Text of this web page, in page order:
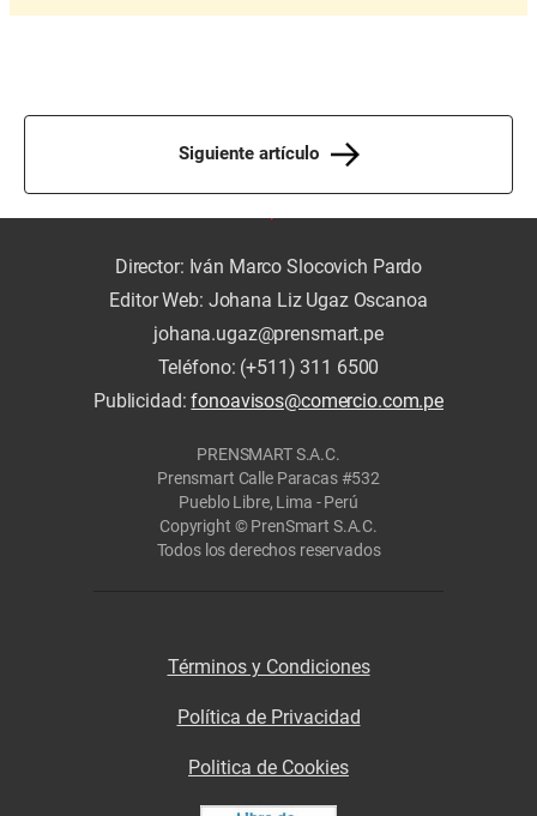
Siguiente artículo
Director: Iván Marco Slocovich Pardo
Editor Web: Johana Liz Ugaz Oscanoa
johana.ugaz@prensmart.pe
Teléfono: (+511) 311 6500
Publicidad:fonoavisos@comercio.com.pe
PRENSMART S.A.C.
Prensmart Calle Paracas #532
Pueblo Libre, Lima - Perú
Copyright © PrenSmart S.A.C.
Todos los derechos reservados
Términos y Condiciones
Política de Privacidad
Politica de Cookies